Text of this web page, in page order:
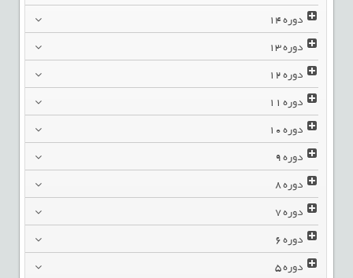
دوره14
دوره13
دوره12
دوره11
دوره10
دوره9
دوره8
دوره7
دوره6
دوره5